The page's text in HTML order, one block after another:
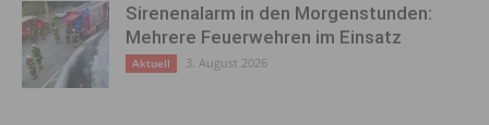
Sirenenalarm in den Morgenstunden:
Mehrere Feuerwehren im Einsatz
Aktuell 3. August 2026